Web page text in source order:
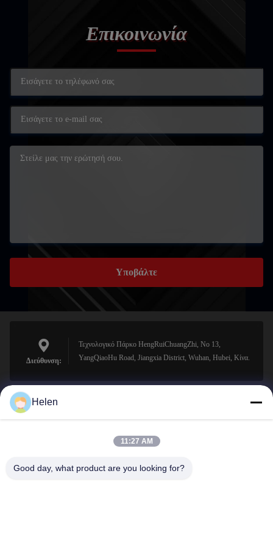
Επικοινωνία
Υποβάλτε
Διεύθυνση:
Τεχνολογικό Πάρκο HengRuiChuangZhi, No 13,
YangQiaoHu Road, Jiangxia District, Wuhan, Hubei, Κίνα.
sales@perfectlaser.net
Helen
11:27 AM
Good day, what product are you looking for?